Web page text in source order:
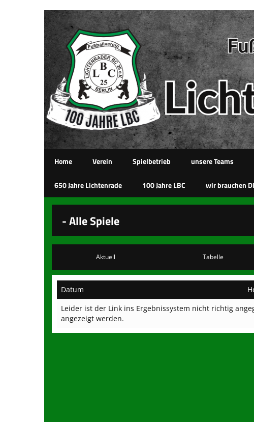
Home Verein Spielbetrieb unsere Teams
650 Jahre Lichtenrade 100 Jahre LBC wir brauchen
- Alle Spiele
Aktuell Tabelle
Datum
Leider ist der Link ins Ergebnissystem nicht richtig
angezeigt werden.